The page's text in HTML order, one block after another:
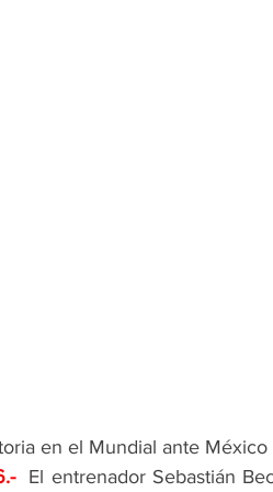
en el Mundial ante México
.- El entrenador Sebastián